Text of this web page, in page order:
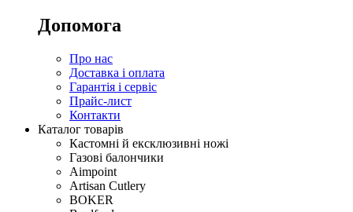
Допомога
Про нас
Доставка і оплата
Гарантія і сервіс
Прайс-лист
Контакти
Каталог товарів
Кастомні й ексклюзивні ножі
Газові балончики
Aimpoint
Artisan Cutlery
BOKER